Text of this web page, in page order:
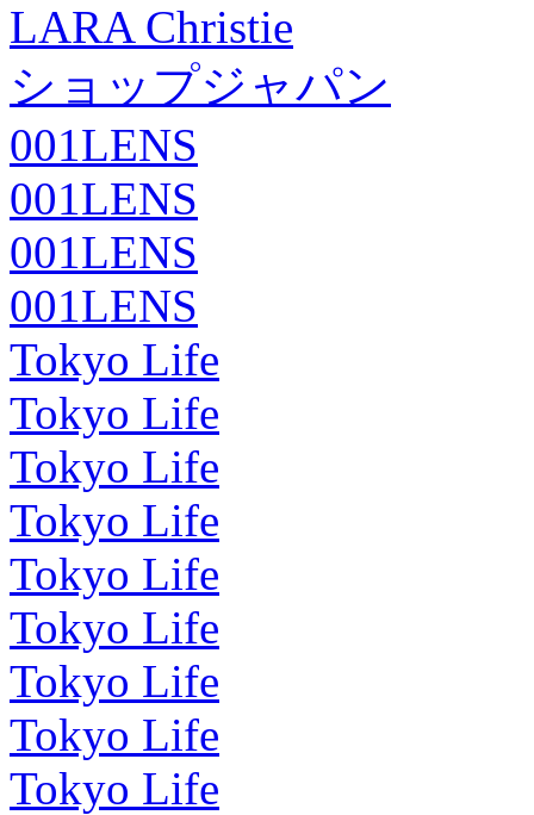
LARA Christie
ショップジャパン
001LENS
001LENS
001LENS
001LENS
Tokyo Life
Tokyo Life
Tokyo Life
Tokyo Life
Tokyo Life
Tokyo Life
Tokyo Life
Tokyo Life
Tokyo Life